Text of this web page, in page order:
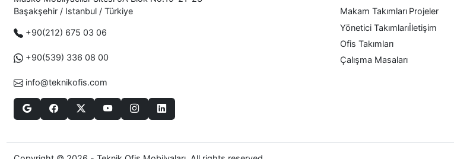
Başakşehir / Istanbul / Türkiye
+90(212) 675 03 06
+90(539) 336 08 00
info@teknikofis.com
Makam Takımları
Yönetici Takımları
Ofis Takımları
Çalışma Masaları
Projeler
İletişim